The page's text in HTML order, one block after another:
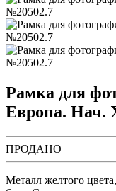
Рамка для
Европа. Нач.
ПРОДАНО
Металл желтого